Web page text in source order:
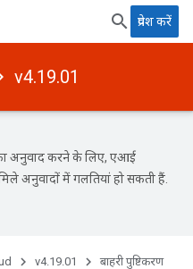
प्रवेश करें
v4.19.01
अनुवाद करने के लिए, एआई
अनुवादों में गलतियां हो सकती हैं.
v4.19.01 बाहरी पुष्टिकरण